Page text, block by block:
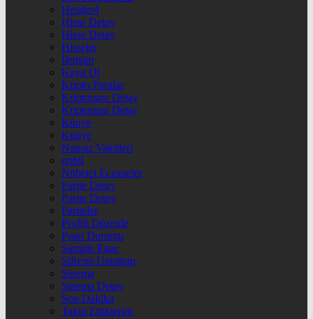
Header4
Hisse Detay
Hisse Detay
Hisseler
İletişim
Kayıt Ol
Kripto Paralar
Kriptopara Detay
Kriptopara Detay
Künye
Künye
Namaz Vakitleri
nnbil
Nöbetçi Eczaneler
Parite Detay
Parite Detay
Pariteler
Profili Düzenle
Puan Durumu
Sample Page
Şifremi Unuttum
Sinema
Sinema Detay
Son Dakika
Takip Ettiklerim